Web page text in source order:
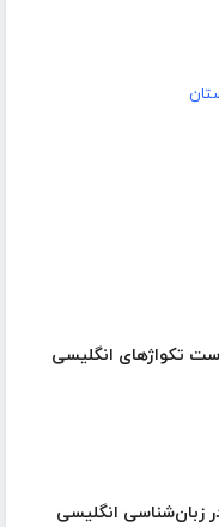
تکواژهای انگلیسی
زبان‌شناسی انگلیسی